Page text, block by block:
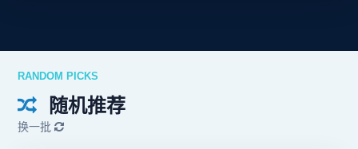
RANDOM PICKS
随机推荐
换一批